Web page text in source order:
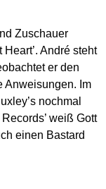
Zuschauer
Heart’. André steht
er den
Anweisungen. Im
nochmal
weiß Gott
einen Bastard